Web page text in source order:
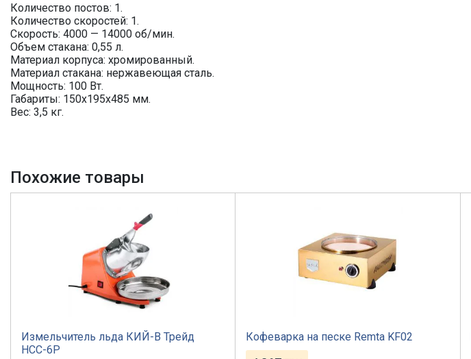
Количество постов: 1.
Количество скоростей: 1.
Скорость: 4000 — 14000 об/мин.
Объем стакана: 0,55 л.
Материал корпуса: хромированный.
Материал стакана: нержавеющая сталь.
Мощность: 100 Вт.
Габариты: 150х195х485 мм.
Вес: 3,5 кг.
Похожие товары
Измельчитель льда КИЙ-В Трейд
HCС-6P
Кофеварка на песке Remta KF02